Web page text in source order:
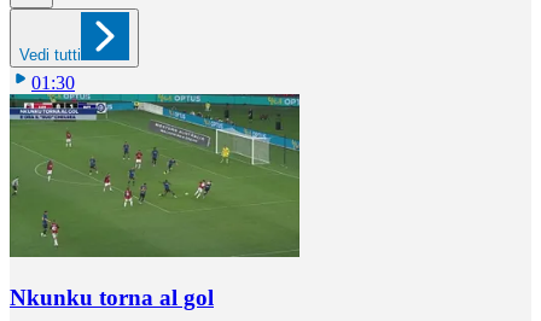
Vedi tutti
01:30
Nkunku torna al gol